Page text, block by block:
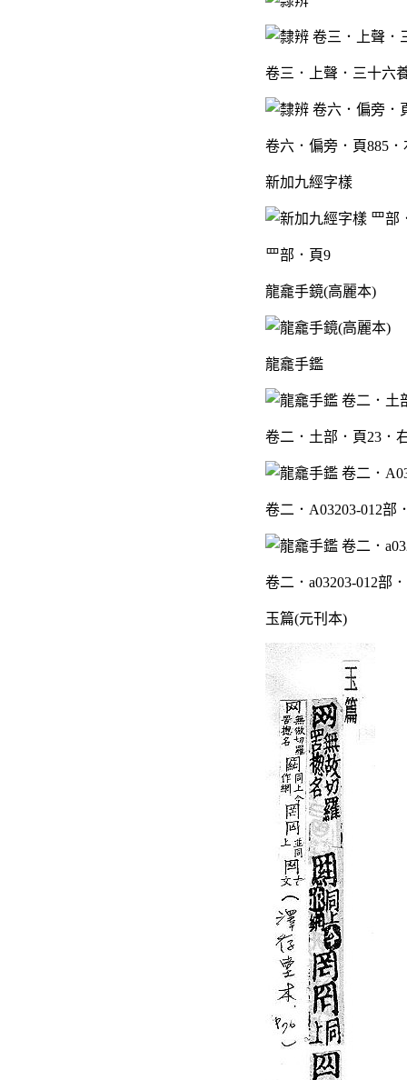
卷三．上聲．三十六
卷六．偏旁．頁885．
新加九經字樣
罒部．頁9
龍龕手鏡(高麗本)
龍龕手鑑
卷二．土部．頁23．
卷二．A03203-012部
卷二．a03203-012部
玉篇(元刊本)